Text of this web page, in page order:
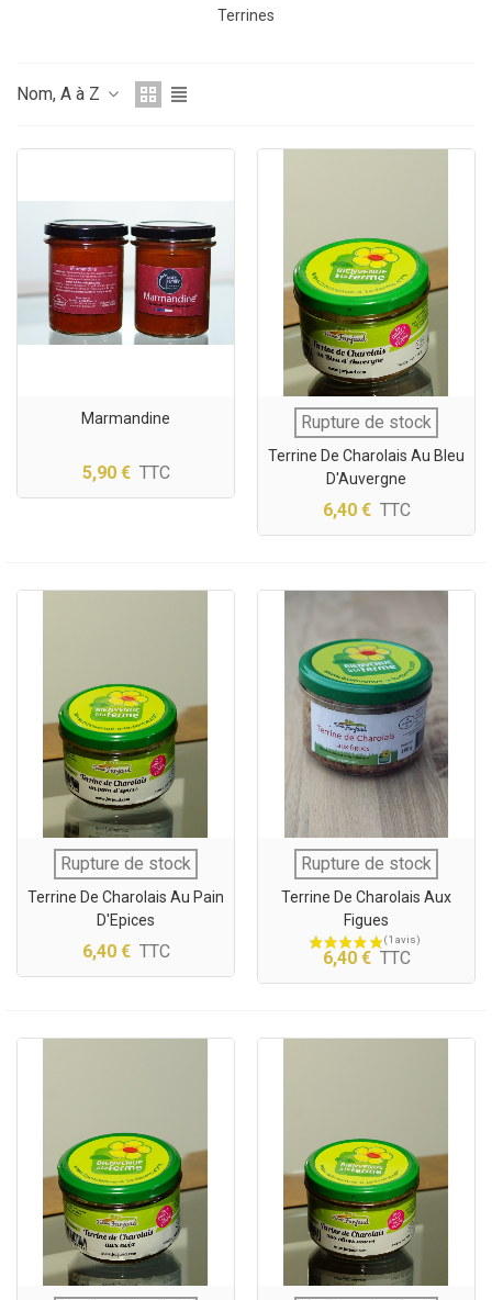
Terrines
Nom, A à Z
Marmandine
5,90 € TTC
Rupture de stock
Terrine De Charolais Au Bleu
D'Auvergne
6,40 € TTC
Rupture de stock
Terrine De Charolais Au Pain
D'Epices
6,40 € TTC
Rupture de stock
Terrine De Charolais Aux
Figues
6,40 € TTC